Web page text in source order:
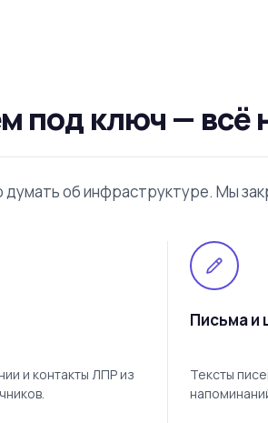
под ключ — всё
думать об инфраструктуре. Мы
и контакты ЛПР из
Письма и
Тексты